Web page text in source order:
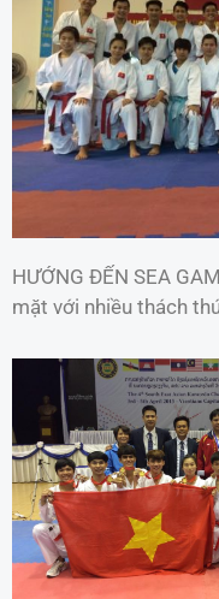
HƯỚNG ĐẾN SEA
mặt với nhiều thách